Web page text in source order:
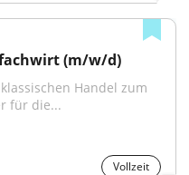
(m/w/d)
Handel zum
für die...
Vollzeit